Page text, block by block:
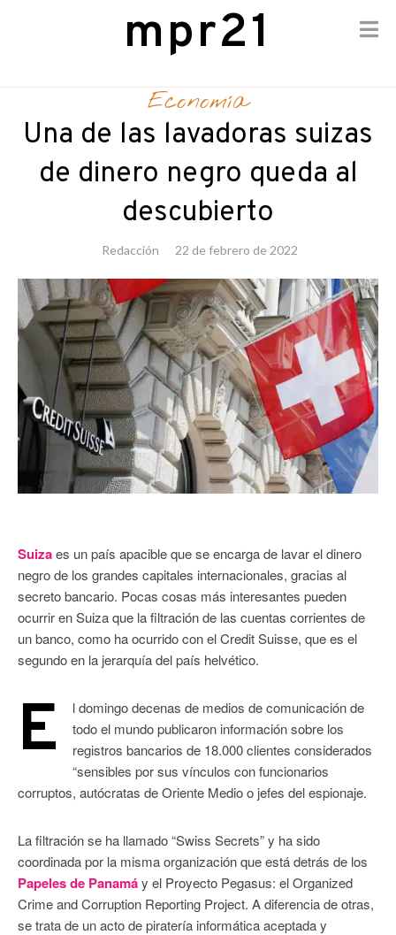
content
mpr21
Economía
Una de las lavadoras suizas
de dinero negro queda al
descubierto
Redacción 22 de febrero de 2022
Suizaes un país apacible que se encarga de lavar el dinero
negro de los grandes capitales internacionales, gracias al
secreto bancario. Pocas cosas más interesantes pueden
ocurrir en Suiza que la filtración de las cuentas corrientes de
un banco, como ha ocurrido con el Credit Suisse, que es el
segundo en la jerarquía del país helvético.
E
l domingo decenas de medios de comunicación de
todo el mundo publicaron información sobre los
registros bancarios de 18.000 clientes considerados
“sensibles por sus vínculos con funcionarios
corruptos, autócratas de Oriente Medio o jefes del espionaje.
La filtración se ha llamado “Swiss Secrets” y ha sido
coordinada por la misma organización que está detrás de los
Papeles de Panamáy el Proyecto Pegasus: el Organized
Crime and Corruption Reporting Project. A diferencia de otras,
se trata de un acto de piratería informática aceptada y